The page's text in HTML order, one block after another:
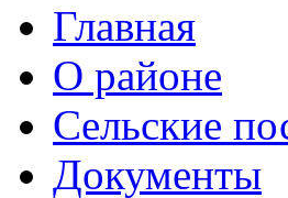
Главная
О районе
Сельские
Документы